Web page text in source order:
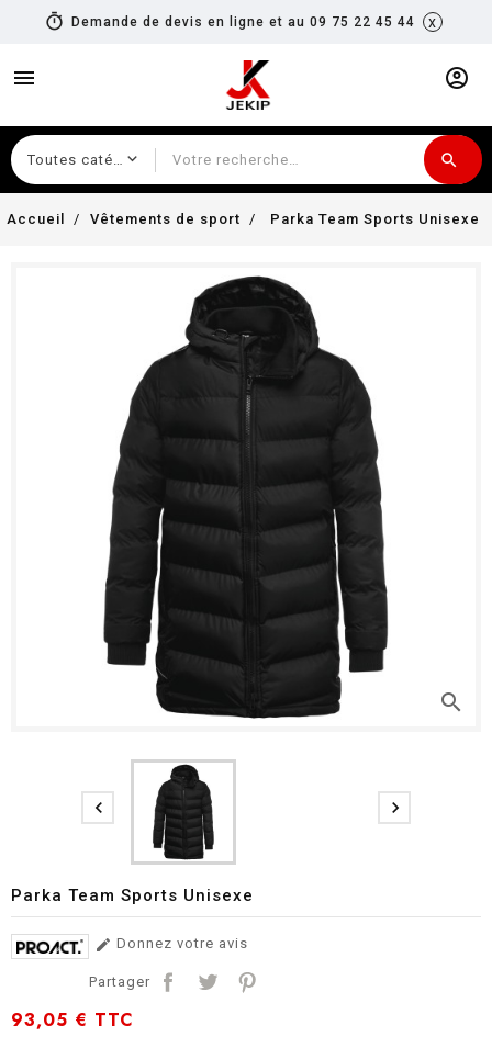
timer Demande de devis en ligne et au 09 75 22 45 44 x
menu account_circle
search
Accueil Vêtements de sport Parka Team Sports Unisexe
search
 
Parka Team Sports Unisexe
 Donnez votre avis
Partager
93,05 € TTC